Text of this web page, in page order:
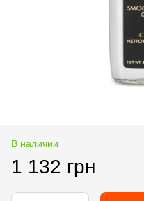
В наличии
1 132 грн